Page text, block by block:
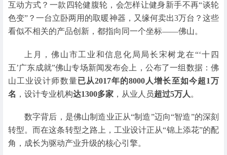
互动方式？一款四轮健腹轮，会怎样让健身新手不再“谈轮
色变”？一台立卧两用的取暖神器，又缘何卖出3万台？这些
看似不相关的产品创新，都指向同一个坐标——佛山。
上月，佛山市工业和信息化局局长宋树龙在“‘十四
五’广东成就”佛山专场新闻发布会上，公布了一组数据：佛
山工业设计师数量已从2017年的8000人增长至如今超1万
名 ，设计专业机构达1300多家 ，从业人员超过5万人 。
数字背后，是佛山制造业正从“制造”迈向“智造”的深刻
转型。而在这条转型之路上，工业设计正从“锦上添花”的配
角，成长为驱动产业升级的核心引擎。